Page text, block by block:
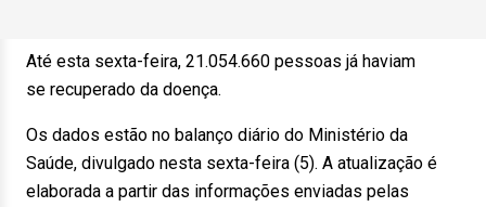
Até esta sexta-feira, 21.054.660 pessoas já haviam
se recuperado da doença.
Os dados estão no balanço diário do Ministério da
Saúde, divulgado nesta sexta-feira (5). A atualização é
elaborada a partir das informações enviadas pelas